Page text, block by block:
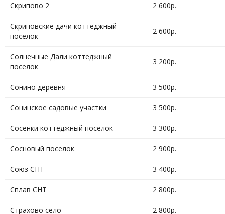
Скрипово 2 2 600р.
Скриповские дачи коттеджный
поселок
2 600р.
Солнечные Дали коттеджный
поселок
3 200р.
Сонино деревня 3 500р.
Сонинское садовые участки 3 500р.
Сосенки коттеджный поселок 3 300р.
Сосновый поселок 2 900р.
Союз СНТ 3 400р.
Сплав СНТ 2 800р.
Страхово село 2 800р.